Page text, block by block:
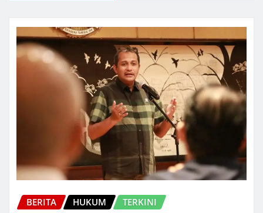
BERITA HUKUM TERKINI